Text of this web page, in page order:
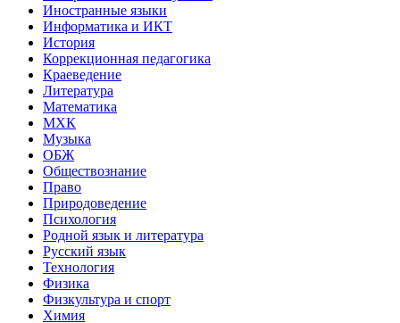
Иностранные языки
Информатика и ИКТ
История
Коррекционная педагогика
Краеведение
Литература
Математика
МХК
Музыка
ОБЖ
Обществознание
Право
Природоведение
Психология
Родной язык и литература
Русский язык
Технология
Физика
Физкультура и спорт
Химия